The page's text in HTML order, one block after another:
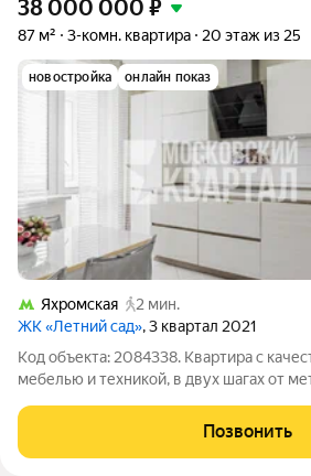
38 000 000 ₽
87 м² 3-комн. квартира 20 этаж из 25
новостройка онлайн показ
Яхромская
2 мин.
ЖК «Летний сад», 3 квартал 2021
Код объекта: 2084338. Квартира с
мебелью и техникой, в двух шагах от
подойдет для большой семьи. В отделке
надежные европейские материалы.
Позвонить